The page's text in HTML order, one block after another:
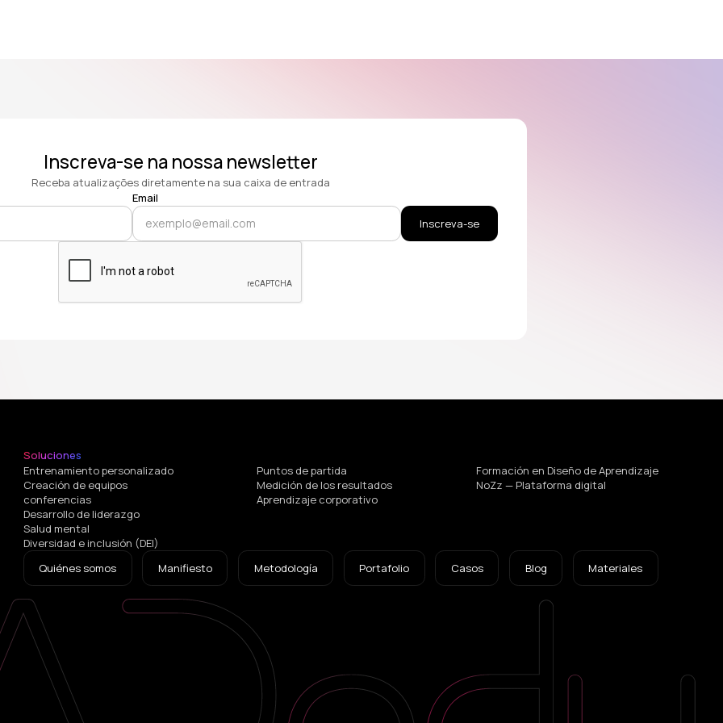
Inscreva-se na nossa newsletter
Receba atualizações diretamente na sua caixa de entrada
Email
Soluciones
Entrenamiento personalizado
Creación de equipos
conferencias
Desarrollo de liderazgo
Salud mental
Diversidad e inclusión (DEI)
Puntos de partida
Medición de los resultados
Aprendizaje corporativo
Formación en Diseño de Aprendizaje
NoZz — Plataforma digital
Quiénes somos Manifiesto Metodología Portafolio Casos Blog Materiales